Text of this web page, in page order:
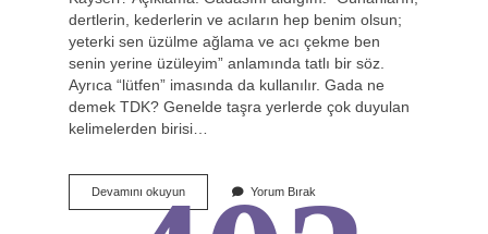
dertlerin, kederlerin ve acıların hep benim olsun;
yeterki sen üzülme ağlama ve acı çekme ben
senin yerine üzüleyim” anlamında tatlı bir söz.
Ayrıca “lütfen” imasında da kullanılır. Gada ne
demek TDK? Genelde taşra yerlerde çok duyulan
kelimelerden birisi…
Devamını okuyunBu
Gada
Yorum Bırak